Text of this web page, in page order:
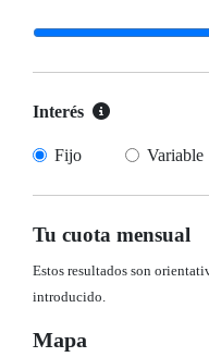
Interés
Fijo Variable
Tu cuota mensual
Estos resultados son
introducido.
Mapa